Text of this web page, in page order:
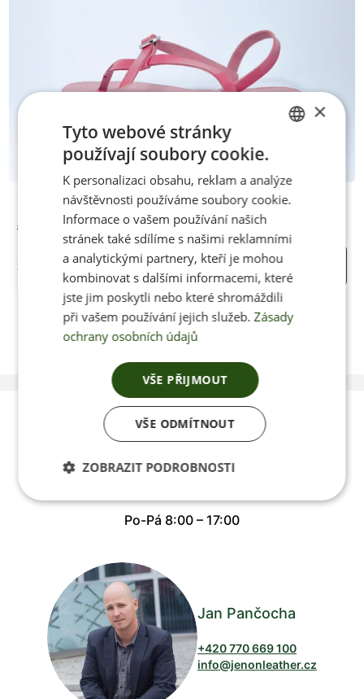
Jenon Leather HUARACHE PINK
2350 Kč
Poradíme vám s
výběrem
Po-Pá 8:00 – 17:00
Jan Pančocha
+420 770 669 100
info@jenonleather.cz
ENGLISH
×
Tyto webové stránky
používají soubory cookie.
K personalizaci obsahu, reklam a analýze
návštěvnosti používáme soubory cookie.
Informace o vašem používání našich
stránek také sdílíme s našimi reklamními
a analytickými partnery, kteří je mohou
kombinovat s dalšími informacemi, které
jste jim poskytli nebo které shromáždili
při vašem používání jejich služeb. Zásady
ochrany osobních údajů
VŠE PŘIJMOUT
VŠE ODMÍTNOUT
ZOBRAZIT PODROBNOSTI